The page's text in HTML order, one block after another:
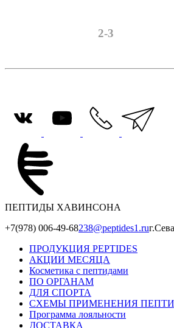
2-3
ПЕПТИДЫ ХАВИНСОНА
+7(978) 006-49-68238@peptides1.ru
ПРОДУКЦИЯ PEPTIDES
АКЦИИ МЕСЯЦА
Косметика с пептидами
ПО ОРГАНАМ
ДЛЯ СПОРТА
СХЕМЫ ПРИМЕНЕНИЯ
Программа лояльности
ДОСТАВКА